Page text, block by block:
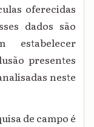
oferecidas
dados são
estabelecer
presentes
neste
de campo é